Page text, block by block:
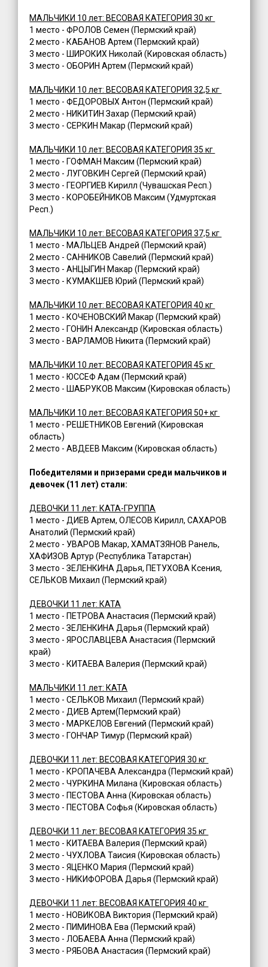
МАЛЬЧИКИ 10 лет: ВЕСОВАЯ КАТЕГОРИЯ 30 кг
1 место - ФРОЛОВ Семен (Пермский край)
2 место - КАБАНОВ Артем (Пермский край)
3 место - ШИРОКИХ Николай (Кировская область)
3 место - ОБОРИН Артем (Пермский край)
МАЛЬЧИКИ 10 лет: ВЕСОВАЯ КАТЕГОРИЯ 32,5 кг
1 место - ФЕДОРОВЫХ Антон (Пермский край)
2 место - НИКИТИН Захар (Пермский край)
3 место - СЕРКИН Макар (Пермский край)
МАЛЬЧИКИ 10 лет: ВЕСОВАЯ КАТЕГОРИЯ 35 кг
1 место - ГОФМАН Максим (Пермский край)
2 место - ЛУГОВКИН Сергей (Пермский край)
3 место - ГЕОРГИЕВ Кирилл (Чувашская Респ.)
3 место - КОРОБЕЙНИКОВ Максим (Удмуртская
Респ.)
МАЛЬЧИКИ 10 лет: ВЕСОВАЯ КАТЕГОРИЯ 37,5 кг
1 место - МАЛЬЦЕВ Андрей (Пермский край)
2 место - САННИКОВ Савелий (Пермский край)
3 место - АНЦЫГИН Макар (Пермский край)
3 место - КУМАКШЕВ Юрий (Пермский край)
МАЛЬЧИКИ 10 лет: ВЕСОВАЯ КАТЕГОРИЯ 40 кг
1 место - КОЧЕНОВСКИЙ Макар (Пермский край)
2 место - ГОНИН Александр (Кировская область)
3 место - ВАРЛАМОВ Никита (Пермский край)
МАЛЬЧИКИ 10 лет: ВЕСОВАЯ КАТЕГОРИЯ 45 кг
1 место - ЮССЕФ Адам (Пермский край)
2 место - ШАБРУКОВ Максим (Кировская область)
МАЛЬЧИКИ 10 лет: ВЕСОВАЯ КАТЕГОРИЯ 50+ кг
1 место - РЕШЕТНИКОВ Евгений (Кировская
область)
2 место - АВДЕЕВ Максим (Кировская область)
Победителями и призерами среди мальчиков и
девочек (11 лет) стали:
ДЕВОЧКИ 11 лет: КАТА-ГРУППА
1 место - ДИЕВ Артем, ОЛЕСОВ Кирилл, САХАРОВ
Анатолий (Пермский край)
2 место - УВАРОВ Макар, ХАМАТЗЯНОВ Ранель,
ХАФИЗОВ Артур (Республика Татарстан)
3 место - ЗЕЛЕНКИНА Дарья, ПЕТУХОВА Ксения,
СЕЛЬКОВ Михаил (Пермский край)
ДЕВОЧКИ 11 лет: КАТА
1 место - ПЕТРОВА Анастасия (Пермский край)
2 место - ЗЕЛЕНКИНА Дарья (Пермский край)
3 место - ЯРОСЛАВЦЕВА Анастасия (Пермский
край)
3 место - КИТАЕВА Валерия (Пермский край)
МАЛЬЧИКИ 11 лет: КАТА
1 место - СЕЛЬКОВ Михаил (Пермский край)
2 место - ДИЕВ Артем(Пермский край)
3 место - МАРКЕЛОВ Евгений (Пермский край)
3 место - ГОНЧАР Тимур (Пермский край)
ДЕВОЧКИ 11 лет: ВЕСОВАЯ КАТЕГОРИЯ 30 кг
1 место - КРОПАЧЕВА Александра (Пермский край)
2 место - ЧУРКИНА Милана (Кировская область)
3 место - ПЕСТОВА Анна (Кировская область)
3 место - ПЕСТОВА Софья (Кировская область)
ДЕВОЧКИ 11 лет: ВЕСОВАЯ КАТЕГОРИЯ 35 кг
1 место - КИТАЕВА Валерия (Пермский край)
2 место - ЧУХЛОВА Таисия (Кировская область)
3 место - ЯЦЕНКО Мария (Пермский край)
3 место - НИКИФОРОВА Дарья (Пермский край)
ДЕВОЧКИ 11 лет: ВЕСОВАЯ КАТЕГОРИЯ 40 кг
1 место - НОВИКОВА Виктория (Пермский край)
2 место - ПИМИНОВА Ева (Пермский край)
3 место - ЛОБАЕВА Анна (Пермский край)
3 место - РЯБОВА Анастасия (Пермский край)